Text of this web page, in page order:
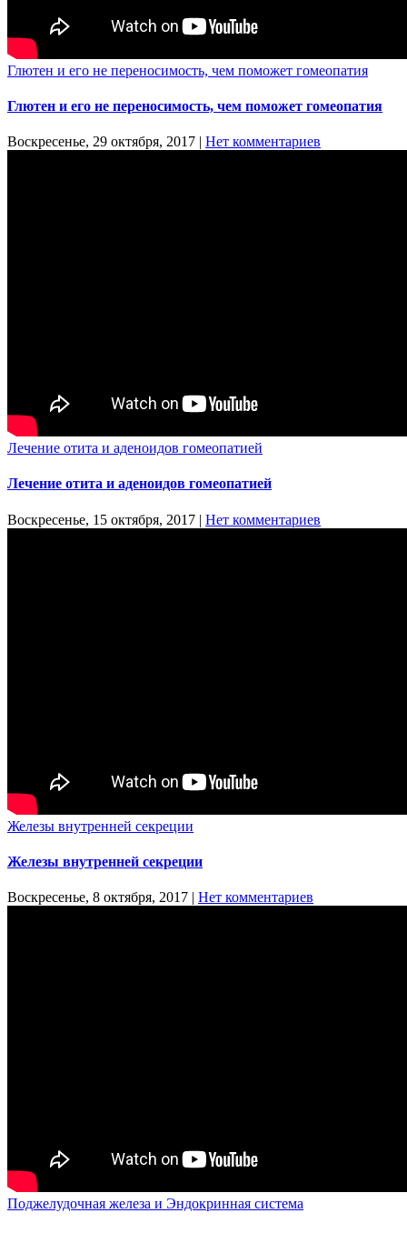
Глютен и его не переносимость, чем поможет гомеопатия
Глютен и его не переносимость, чем поможет гомеопатия
Воскресенье, 29 октября, 2017 | Нет комментариев
Лечение отита и аденоидов гомеопатией
Лечение отита и аденоидов гомеопатией
Воскресенье, 15 октября, 2017 | Нет комментариев
Железы внутренней секреции
Железы внутренней секреции
Воскресенье, 8 октября, 2017 | Нет комментариев
Поджелудочная железа и Эндокринная система